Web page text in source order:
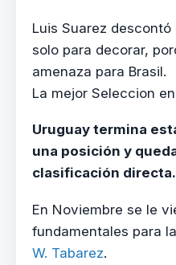
Luis Suarez
solo para decorar,
amenaza para Brasil.
La mejor Seleccion
Uruguay termina
una posición y
clasificación directa.
En Noviembre se le
fundamentales para
W. Tabarez.